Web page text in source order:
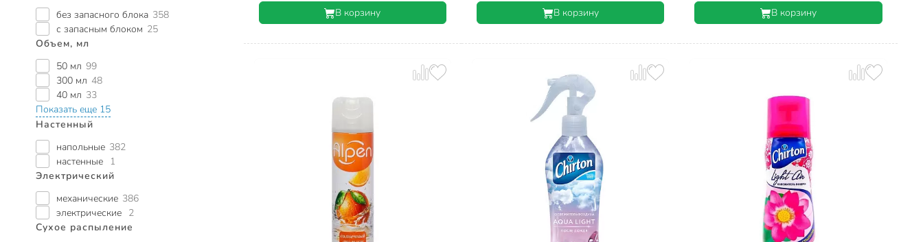
без запасного блока 358
с запасным блоком 25
Объем, мл
50 мл 99
300 мл 48
40 мл 33
Показать еще 15
Настенный
напольные 382
настенные
1
Электрический
механические 386
электрические 2
Сухое распыление
В корзину В корзину В корзину